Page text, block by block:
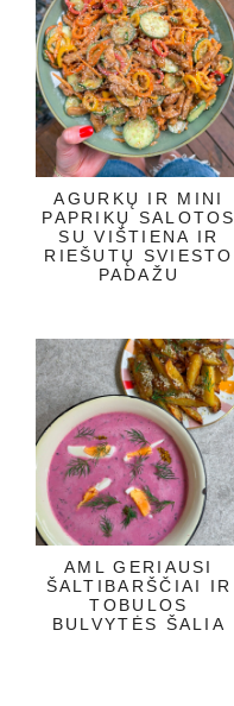
AGURKŲ IR MINI
PAPRIKŲ SALOTOS
SU VIŠTIENA IR
RIEŠUTŲ SVIESTO
PADAŽU
AML GERIAUSI
ŠALTIBARŠČIAI IR
TOBULOS
BULVYTĖS ŠALIA